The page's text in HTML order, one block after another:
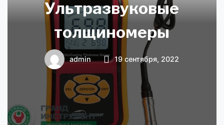
Ультразвуковые
толщиномеры
admin 19 сентября, 2022